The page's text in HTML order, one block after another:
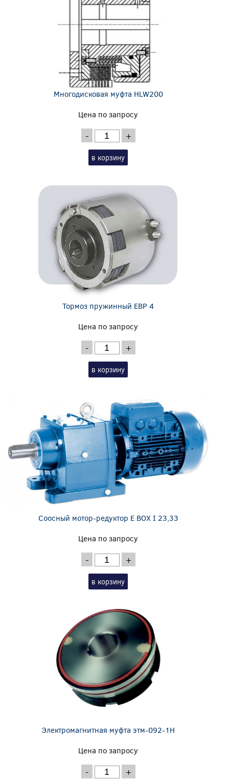
Многодисковая муфта HLW200
Цена по запросу
- +
в корзину
Тормоз пружинный EBP 4
Цена по запросу
- +
в корзину
Соосный мотор-редуктор E BOX I 23,33
Цена по запросу
- +
в корзину
Электромагнитная муфта этм-092-1Н
Цена по запросу
- +